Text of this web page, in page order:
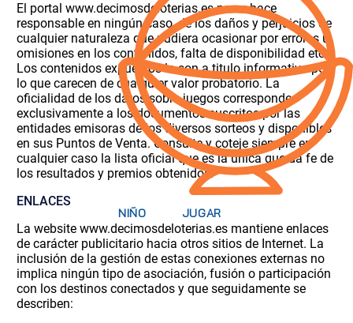
El portal www.decimosdeloterias.es no se hace
responsable en ningún caso, de los daños y perjuicios de
cualquier naturaleza que pudiera ocasionar por errores u
omisiones en los contenidos, falta de disponibilidad etc.
Los contenidos expuestos lo son a titulo informativo por
lo que carecen de cualquier valor probatorio. La
oficialidad de los datos sobre juegos corresponde
exclusivamente a los documentos suscritos por las
entidades emisoras de los diversos sorteos y disponibles
en sus Puntos de Venta. Consulte y coteje siempre en
cualquier caso la lista oficial que es la única que da fe de
los resultados y premios obtenidos.
ENLACES
La website www.decimosdeloterias.es mantiene enlaces
de carácter publicitario hacia otros sitios de Internet. La
inclusión de la gestión de estas conexiones externas no
implica ningún tipo de asociación, fusión o participación
con los destinos conectados y que seguidamente se
describen: